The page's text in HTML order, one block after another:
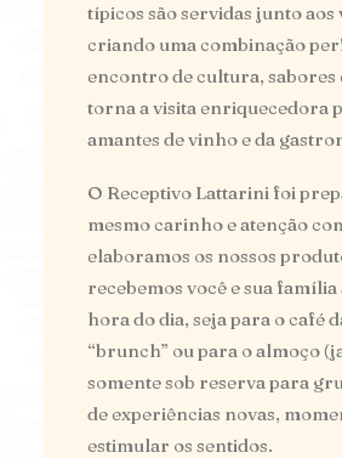
típicos são servidas junto aos
criando uma combinação
encontro de cultura, sabores
torna a visita enriquecedora
amantes de vinho e da
O Receptivo Lattarini foi
mesmo carinho e atenção
elaboramos os nossos
recebemos você e sua
hora do dia, seja para o café
“brunch” ou para o almoço
somente sob reserva para
de experiências novas,
estimular os sentidos.